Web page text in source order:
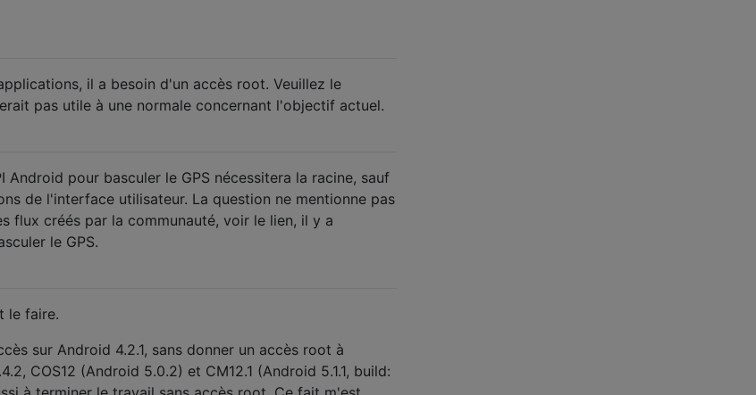
il a besoin d'un accès root. Veuillez le
pas utile à une normale concernant l'objectif actuel.
Android pour basculer le GPS nécessitera la racine, sauf
de l'interface utilisateur. La question ne mentionne pas
flux créés par la communauté, voir le lien, il y a
le GPS.
le faire.
sur Android 4.2.1, sans donner un accès root à
COS12 (Android 5.0.2) et CM12.1 (Android 5.1.1, build: